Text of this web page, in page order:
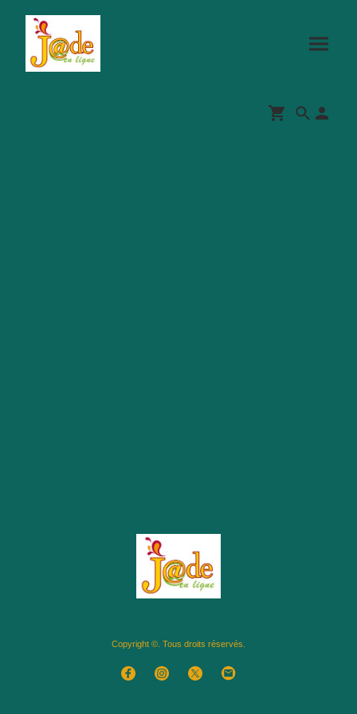
Copyright ©. Tous droits réservés.